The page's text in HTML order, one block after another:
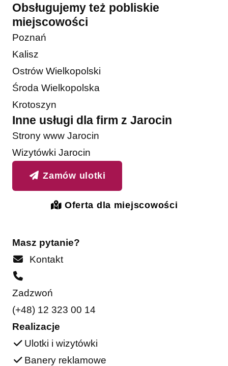
Obsługujemy też pobliskie
miejscowości
Poznań
Kalisz
Ostrów Wielkopolski
Środa Wielkopolska
Krotoszyn
Inne usługi dla firm z Jarocin
Strony www Jarocin
Wizytówki Jarocin
Zamów ulotki
Oferta dla miejscowości
Masz pytanie?
Kontakt
Zadzwoń
(+48) 12 323 00 14
Realizacje
Ulotki i wizytówki
Banery reklamowe